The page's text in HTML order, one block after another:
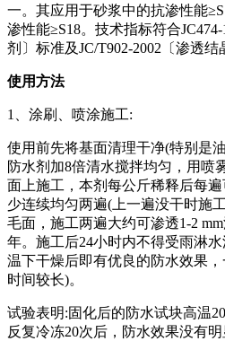
一。其应用于砂浆中的抗渗性能
渗性能≥S18。技术指标符合
剂〕标准及JC/T902-2002〔渗透结
使用方法
1、涂刷、喷涂施工:
使用前先将基面清理干净(特别是
防水剂加8倍清水搅拌均匀，用喷
面上施工，本剂每公斤稀释后每遍
少连续均匀两遍(上一遍没干时施
毛面，施工两遍大约可渗透1-2
年。施工后24小时内不得受雨淋
温下干燥后即有优良的防水效果
时间较长)。
试验表明:固化后的防水试块高温
反复冷冻20次后，防水效果没有